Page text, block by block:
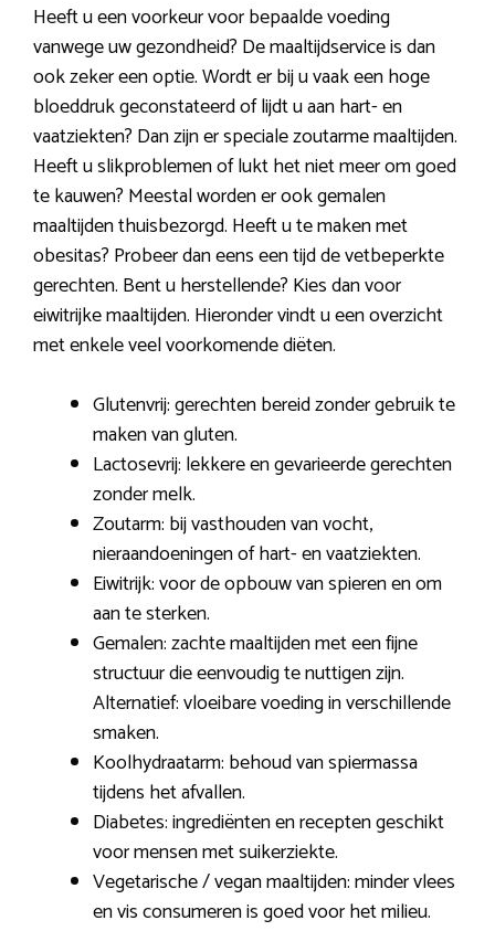
Heeft u een voorkeur voor bepaalde voeding
vanwege uw gezondheid? De maaltijdservice is dan
ook zeker een optie. Wordt er bij u vaak een hoge
bloeddruk geconstateerd of lijdt u aan hart- en
vaatziekten? Dan zijn er speciale zoutarme maaltijden.
Heeft u slikproblemen of lukt het niet meer om goed
te kauwen? Meestal worden er ook gemalen
maaltijden thuisbezorgd. Heeft u te maken met
obesitas? Probeer dan eens een tijd de vetbeperkte
gerechten. Bent u herstellende? Kies dan voor
eiwitrijke maaltijden. Hieronder vindt u een overzicht
met enkele veel voorkomende diëten.
Glutenvrij: gerechten bereid zonder gebruik te
maken van gluten.
Lactosevrij: lekkere en gevarieerde gerechten
zonder melk.
Zoutarm: bij vasthouden van vocht,
nieraandoeningen of hart- en vaatziekten.
Eiwitrijk: voor de opbouw van spieren en om
aan te sterken.
Gemalen: zachte maaltijden met een fijne
structuur die eenvoudig te nuttigen zijn.
Alternatief: vloeibare voeding in verschillende
smaken.
Koolhydraatarm: behoud van spiermassa
tijdens het afvallen.
Diabetes: ingrediënten en recepten geschikt
voor mensen met suikerziekte.
Vegetarische / vegan maaltijden: minder vlees
en vis consumeren is goed voor het milieu.